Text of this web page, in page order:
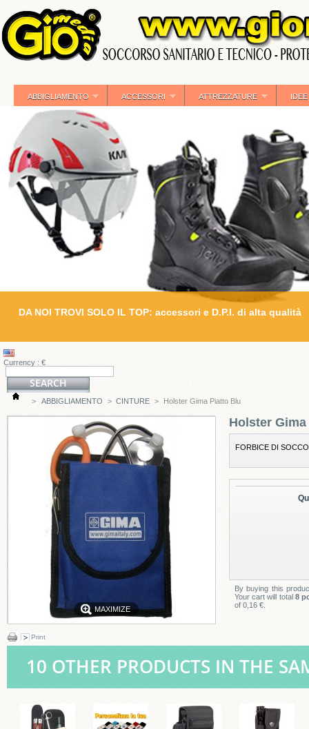
ABBIGLIAMENTO
ACCESSORI
ATTREZZATURE
DA NOI TROVI SOLO IL TOP: accessori e D.P.I. di alta qualità
Currency : €
> ABBIGLIAMENTO > CINTURE > Holster Gima Piatto Blu
MAXIMIZE
Print
Holster
FORBICE DI
By buying this
Your cart will total8
of 0,16 €.
10 OTHER PRODUCTS IN THE